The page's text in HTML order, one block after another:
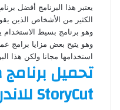
يعتبر هذا البرنامج أفضل
الكثير من الأشخاص الذين
وهو برنامج بسيط الاستخدام
وهو يتيح بعض مزايا برامج
استخدامها مجانا ولكن هذا
تحميل
StoryCut للاندرويد